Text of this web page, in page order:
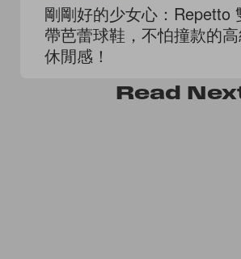
剛剛好的少女心：Repetto
帶芭蕾球鞋，不怕撞款的高
休閒感！
Read